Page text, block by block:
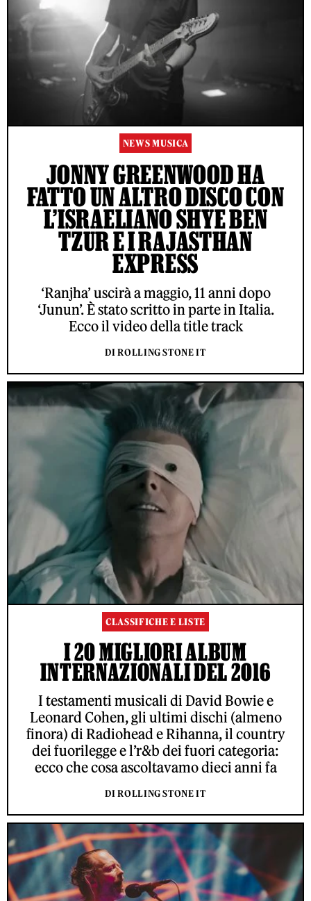
NEWS MUSICA
JONNY GREENWOOD HA
FATTO UN ALTRO DISCO CON
L’ISRAELIANO SHYE BEN
TZUR E I RAJASTHAN
EXPRESS
‘Ranjha’ uscirà a maggio, 11 anni dopo
‘Junun’. È stato scritto in parte in Italia.
Ecco il video della title track
DI ROLLING STONE IT
CLASSIFICHE E LISTE
I 20 MIGLIORI ALBUM
INTERNAZIONALI DEL 2016
I testamenti musicali di David Bowie e
Leonard Cohen, gli ultimi dischi (almeno
finora) di Radiohead e Rihanna, il country
dei fuorilegge e l’r&b dei fuori categoria:
ecco che cosa ascoltavamo dieci anni fa
DI ROLLING STONE IT